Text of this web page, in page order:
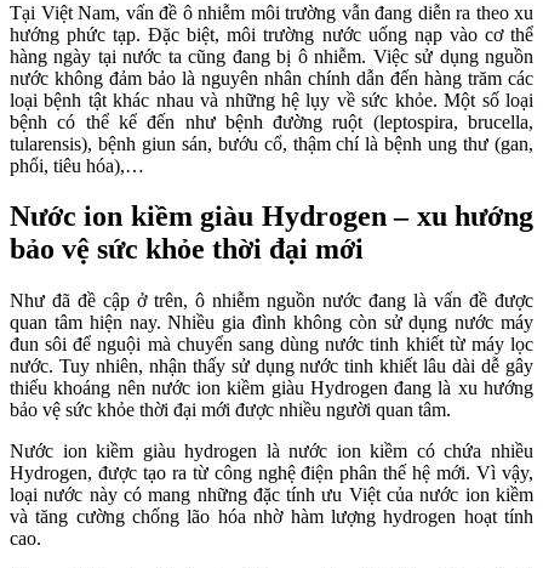
Tại Việt Nam, vấn đề ô nhiễm môi trường vẫn đang diễn ra theo xu
hướng phức tạp. Đặc biệt, môi trường nước uống nạp vào cơ thể
hàng ngày tại nước ta cũng đang bị ô nhiễm. Việc sử dụng nguồn
nước không đảm bảo là nguyên nhân chính dẫn đến hàng trăm các
loại bệnh tật khác nhau và những hệ lụy về sức khỏe. Một số loại
bệnh có thể kể đến như bệnh đường ruột (leptospira, brucella,
tularensis), bệnh giun sán, bướu cổ, thậm chí là bệnh ung thư (gan,
phổi, tiêu hóa),…
Nước ion kiềm giàu Hydrogen – xu hướng
bảo vệ sức khỏe thời đại mới
Như đã đề cập ở trên, ô nhiễm nguồn nước đang là vấn đề được
quan tâm hiện nay. Nhiều gia đình không còn sử dụng nước máy
đun sôi để nguội mà chuyển sang dùng nước tinh khiết từ máy lọc
nước. Tuy nhiên, nhận thấy sử dụng nước tinh khiết lâu dài dễ gây
thiếu khoáng nên nước ion kiềm giàu Hydrogen đang là xu hướng
bảo vệ sức khỏe thời đại mới được nhiều người quan tâm.
Nước ion kiềm giàu hydrogen là nước ion kiềm có chứa nhiều
Hydrogen, được tạo ra từ công nghệ điện phân thế hệ mới. Vì vậy,
loại nước này có mang những đặc tính ưu Việt của nước ion kiềm
và tăng cường chống lão hóa nhờ hàm lượng hydrogen hoạt tính
cao.